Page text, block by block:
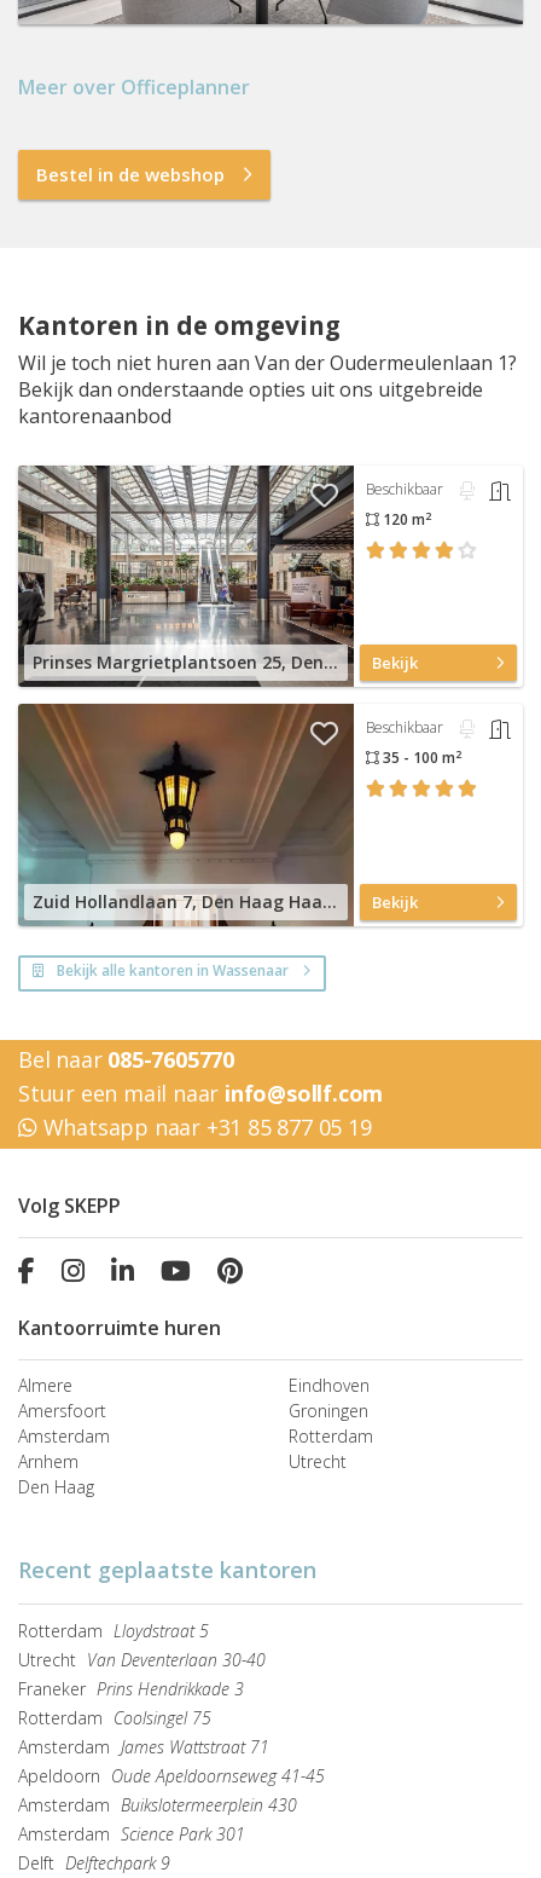
Meer over Officeplanner
Bestel in de webshop
Kantoren in de omgeving
Wil je toch niet huren aan Van der Oudermeulenlaan 1?
Bekijk dan onderstaande opties uit ons uitgebreide
kantorenaanbod
Prinses Margrietplantsoen 25, Den Haag Haagse Hout
Beschikbaar
120 m2
Bekijk
Zuid Hollandlaan 7, Den Haag Haagse Hout
Beschikbaar
35 - 100 m2
Bekijk
Bekijk alle kantoren in Wassenaar
Bel naar 085-7605770
Stuur een mail naar info@sollf.com
Whatsapp naar +31 85 877 05 19
Volg SKEPP
Kantoorruimte huren
Almere
Amersfoort
Amsterdam
Arnhem
Den Haag
Eindhoven
Groningen
Rotterdam
Utrecht
Recent geplaatste kantoren
Rotterdam Lloydstraat 5
Utrecht Van Deventerlaan 30-40
Franeker Prins Hendrikkade 3
Rotterdam Coolsingel 75
Amsterdam James Wattstraat 71
Apeldoorn Oude Apeldoornseweg 41-45
Amsterdam Buikslotermeerplein 430
Amsterdam Science Park 301
Delft Delftechpark 9